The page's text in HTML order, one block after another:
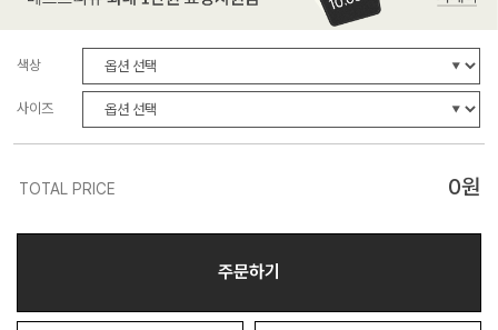
색상
사이즈
TOTAL PRICE 0원
주문하기